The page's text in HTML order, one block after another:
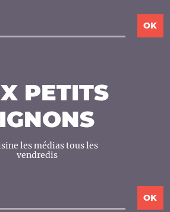
PETITS
les médias tous les
vendredis